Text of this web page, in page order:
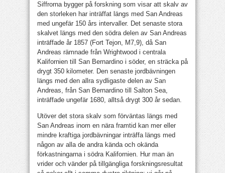
Siffrorna bygger på forskning som visar att skalv av
den storleken har inträffat längs med San Andreas
med ungefär 150 års intervaller. Det senaste stora
skalvet längs med den södra delen av San Andreas
inträffade år 1857 (Fort Tejon, M7,9), då San
Andreas rämnade från Wrightwood i centrala
Kalifornien till San Bernardino i söder, en sträcka på
drygt 350 kilometer. Den senaste jordbävningen
längs med den allra sydligaste delen av San
Andreas, från San Bernardino till Salton Sea,
inträffade ungefär 1680, alltså drygt 300 år sedan.
Utöver det stora skalv som förväntas längs med
San Andreas inom en nära framtid kan mer eller
mindre kraftiga jordbävningar inträffa längs med
någon av alla de andra kända och okända
förkastningarna i södra Kalifornien. Hur man än
vrider och vänder på tillgängliga forskningsresultat